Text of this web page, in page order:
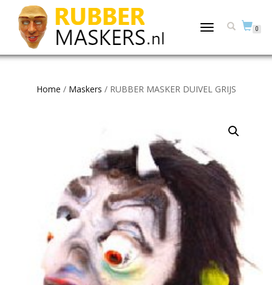
TOGGLE
0
Home / Maskers / RUBBER MASKER DUIVEL GRIJS